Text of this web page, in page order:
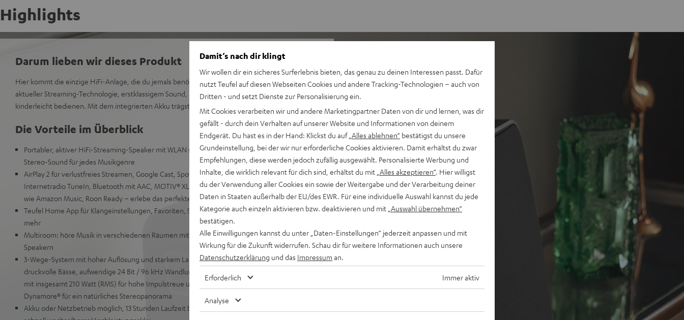
Highlights
Darum lieben wir dieses Produkt
Hier kommt die einzige HiFi-Anlage, die du jemals benötigen wirst. Sie ist ausgestattet mit
aktueller Streaming-Technologie, erstklassigem Sound, lässt sich einfach einrichten und
kinderleicht bedienen. Mit dem integrierten Akku trägst du den MOTIV® XL überall hin.
Die Vorteile im Überblick
Portabler, aktiver HiFi-Streaming-Speaker mit WLAN sowie Bluetooth und erstklassigem
Stereo-Sound für jedes Musikgenre
AirPlay 2 für verlustfreies Streamen, Google Cast, Spotify Connect, TIDAL Connect,
Internetradio TuneIn, Bluetooth mit AAC, MOTIV® XL ist anwählbar aus fast allen Musik-Apps
wie Amazon Music, Roon Ready – erlebe das perfekte Management deiner Musiksammlung
Teufel Home App für Klangeinstellungen, Favoriten, Setup, Lautstärkeregelung und vieles
mehr
Multiroom: höre Musik in verschiedenen Räumen mit weiteren AirPlay 2 oder Google Cast
Speakern
3-Wege-System mit hoher Auflösung und starkem Langhub-Wok-Tieftöner aus Kevlar für
druckvolle Bässe, aufwendige 24 Bit / 96 kHz Wandlung und hochwertige Class-D-Endstufe
mit insgesamt 210 Watt (RMS) für hohe Impulstreue und Pegel von bis zu 103 dB SPL,
Dynamore® für ein natürliches Stereopanorama
Akku oder Netzbetrieb möglich, 13 Stunden Laufzeit bei 70 dB(A) gemessen nach IEC-Norm,
Damit‘s nach dir klingt
Wir wollen dir ein sicheres Surferlebnis bieten, das genau zu deinen Interessen passt. Dafür
nutzt Teufel auf diesen Webseiten Cookies und andere Tracking-Technologien – auch von
Dritten - und setzt Dienste zur Personalisierung ein.
Mit Cookies verarbeiten wir und andere Marketingpartner Daten von dir und lernen, was dir
gefällt - durch dein Verhalten auf unserer Website und Informationen von deinem
Endgerät. Du hast es in der Hand: Klickst du auf „Alles ablehnen“ bestätigst du unsere
Grundeinstellung, bei der wir nur erforderliche Cookies aktivieren. Damit erhältst du zwar
Empfehlungen, diese werden jedoch zufällig ausgewählt. Personalisierte Werbung und
Inhalte, die wirklich relevant für dich sind, erhältst du mit „Alles akzeptieren“. Hier willigst
du der Verwendung aller Cookies ein sowie der Weitergabe und der Verarbeitung deiner
Daten in Staaten außerhalb der EU/des EWR. Für eine individuelle Auswahl kannst du jede
Kategorie auch einzeln aktivieren bzw. deaktivieren und mit „Auswahl übernehmen“
bestätigen.
Alle Einwilligungen kannst du unter „Daten-Einstellungen“ jederzeit anpassen und mit
Wirkung für die Zukunft widerrufen. Schau dir für weitere Informationen auch unsere
Datenschutzerklärung und das Impressum an.
Erforderlich Immer aktiv
Analyse